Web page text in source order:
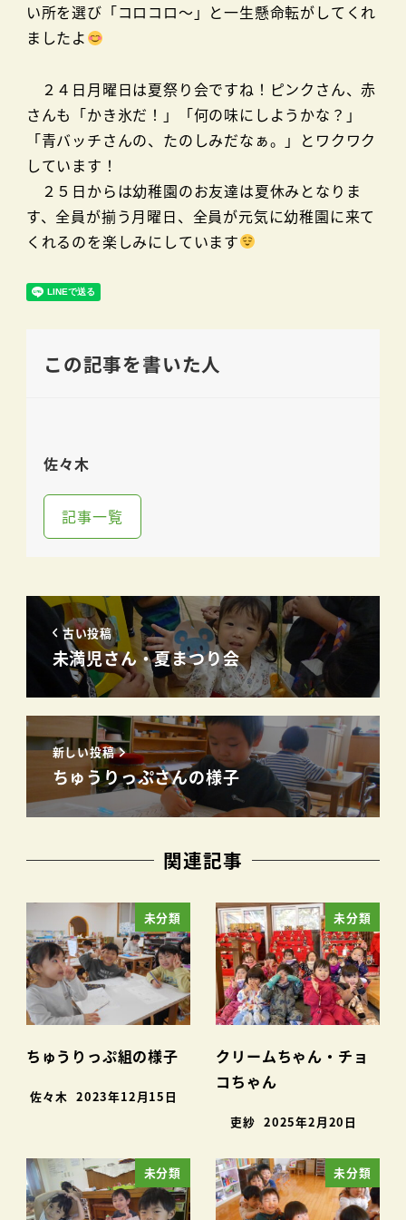
い所を選び「コロコロ～」と一生懸命転がしてくれ
ましたよ
２４日月曜日は夏祭り会ですね！ピンクさん、赤
さんも「かき氷だ！」「何の味にしようかな？」
「青バッチさんの、たのしみだなぁ。」とワクワク
しています！
２５日からは幼稚園のお友達は夏休みとなりま
す、全員が揃う月曜日、全員が元気に幼稚園に来て
くれるのを楽しみにしています
この記事を書いた人
佐々木
記事一覧
古い投稿
未満児さん・夏まつり会
新しい投稿
ちゅうりっぷさんの様子
関連記事
未分類
ちゅうりっぷ組の様子
佐々木 2023年12月15日
未分類
クリームちゃん・チョ
コちゃん
吏紗 2025年2月20日
未分類 未分類